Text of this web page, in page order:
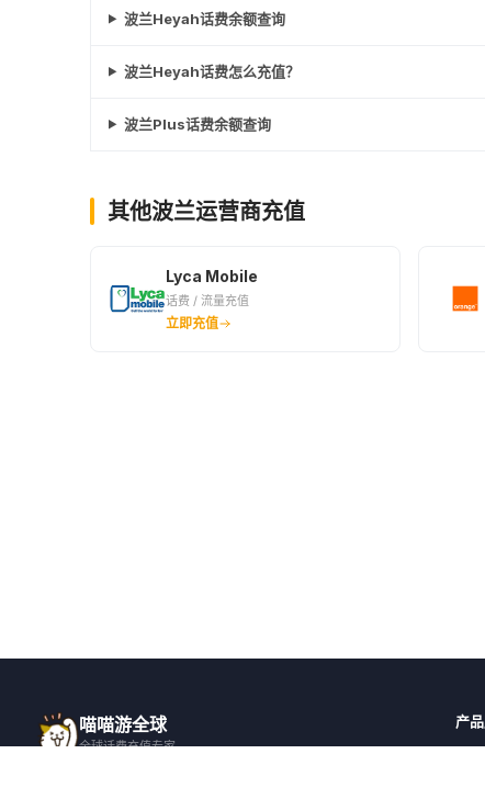
波兰Heyah话费余额查询
波兰Heyah话费怎么充值？
波兰Plus话费余额查询
其他波兰运营商充值
Lyca Mobile
话费 / 流量充值
立即充值
喵喵游全球
全球话费充值专家
产